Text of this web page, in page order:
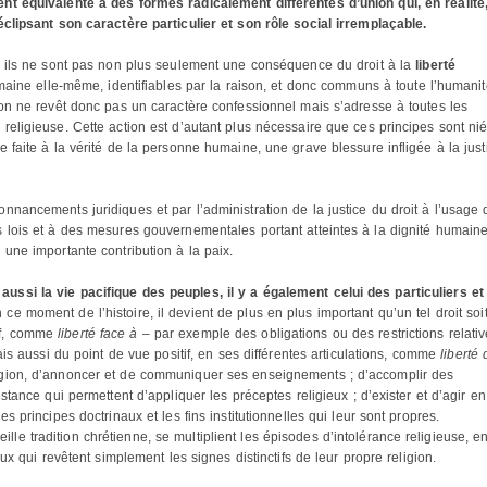
équivalente à des formes radicalement différentes d’union qui, en
son caractère particulier et son rôle social irremplaçable.
ne sont pas non plus seulement une conséquence du droit à la liberté
elle-même, identifiables par la raison, et donc communs à toute
ne revêt donc pas un caractère confessionnel mais s’adresse à toutes les
Cette action est d’autant plus nécessaire que ces principes sont
faite à la vérité de la personne humaine, une grave blessure infligée à la
juridiques et par l’administration de la justice du droit à l’usage
et à des mesures gouvernementales portant atteintes à la dignité
une importante contribution à la paix.
la vie pacifique des peuples, il y a également celui des particuliers et
ce moment de l’histoire, il devient de plus en plus important qu’un tel droit soit
commeliberté face à – par exemple des obligations ou des restrictions
aussi du point de vue positif, en ses différentes articulations, commeliberté
d’annoncer et de communiquer ses enseignements ; d’accomplir des
qui permettent d’appliquer les préceptes religieux ; d’exister et d’agir en
principes doctrinaux et les fins institutionnelles qui leur sont propres.
tradition chrétienne, se multiplient les épisodes d’intolérance religieuse, en
qui revêtent simplement les signes distinctifs de leur propre religion.